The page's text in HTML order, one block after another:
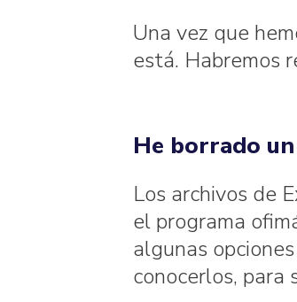
Una vez que
está. Habremos
He borrado
Los archivos de
el programa
algunas
conocerlos, para